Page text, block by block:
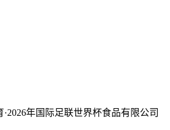
年国际足联世界杯食品有限公司